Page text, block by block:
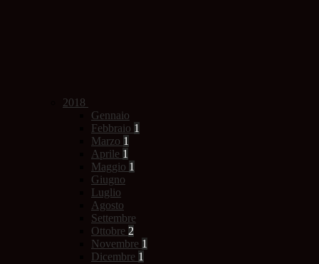
2018
Gennaio
Febbraio 1
Marzo 1
Aprile 1
Maggio 1
Giugno
Luglio
Agosto
Settembre
Ottobre 2
Novembre 1
Dicembre 1